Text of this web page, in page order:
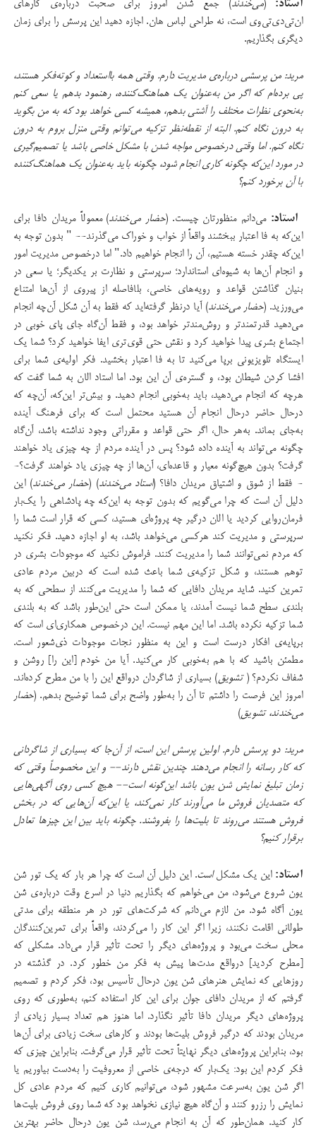
استاد: (می‌خندند) جمع شدن امروز برای صحبت درباره‌ی کارهای
ان‌تی‌دی‌تی‌وی است، نه طراحی لباس هان. اجازه دهید این پرسش را برای زمان
دیگری بگذاریم.
مرید: من پرسشی درباره‌ی مدیریت دارم. وقتی همه بااستعداد و کوته‌فکر هستند،
پی برده‌ام که اگر من به‌عنوان یک هماهنگ‌کننده، رهنمود بدهم یا سعی کنم
به‌نحوی نظرات مختلف را آشتی بدهم،‌ همیشه کسی خواهد بود که به من بگوید
به درون نگاه کنم. البته از نقطه‌نظر تزکیه می‌توانم وقتی منزل بروم به درون
نگاه کنم. اما وقتی درخصوص مواجه شدن با مشکل خاصی باشد یا تصمیم‌گیری
در مورد این‌که چگونه کاری انجام شود،‌ چگونه باید به‌عنوان یک هماهنگ‌کننده
با آن برخورد کنم؟
استاد: می‌دانم منظورتان چیست. (حضار می‌خندند) معمولاً مریدان دافا برای
این‌که به فا اعتبار ببخشند واقعاً از خواب و خوراک می‌گذرند-- " بدون توجه به
این‌که چقدر خسته هستیم، آن را انجام خواهیم داد." اما درخصوص مدیریت امور
و انجام آن‌ها به شیوه‌ای استاندارد؛ سرپرستی و نظارت بر یکدیگر؛ یا سعی در
بنیان گذاشتن قواعد و رویه‌های خاصی،‌ بلافاصله از پیروی از آن‌ها امتناع
می‌ورزید. (حضار می‌خندند) آیا درنظر گرفته‌اید که فقط به آن شکل آن‌چه انجام
می‌دهید قدرتمند‌تر و روش‌مندتر خواهد بود، و فقط آن‌گاه جای پای خوبی در
اجتماع بشری پیدا خواهید کرد و نقش حتی قوی‌تری ایفا خواهید کرد؟ شما یک
ایستگاه تلویزیونی برپا می‌کنید تا به فا اعتبار بخشید. فکر اولیه‌ی شما برای
افشا کردن شیطان بود، و گستره‌ی آن این بود. اما استاد الان به شما گفت که
هرچه که انجام می‌دهید،‌ باید به‌خوبی انجام دهید. و بیش‌تر این‌که، آن‌چه که
درحال حاضر درحال انجام آن هستید محتمل است که برای فرهنگ آینده
به‌جای بماند. به‌هر حال، اگر حتی قواعد و مقرراتی وجود نداشته باشد، آن‌گاه
چگونه می‌تواند به آینده داده شود؟ پس در آینده مردم از چه چیزی یاد خواهند
گرفت؟ بدون هیچ‌گونه معیار و قاعده‌ای، آن‌ها از چه چیزی یاد خواهند گرفت؟-
- فقط از شوق و اشتیاق مریدان دافا؟ (استاد می‌خندند) (حضار می‌خندند) این
دلیل آن است که چرا می‌گویم که بدون توجه به این‌که چه پادشاهی را یک‌بار
فرمان‌روایی کردید یا الان درگیر چه پروژه‌ای هستید، کسی که قرار است شما را
سرپرستی و مدیریت کند هرکسی می‌خواهد باشد، به او اجازه دهید. فکر نکنید
که مردم نمی‌توانند شما را مدیریت کنند. فراموش نکنید که موجودات بشری در
توهم هستند، و شکل تزکیه‌ی شما باعث شده است که دربین مردم عادی
تمرین کنید. شاید مریدان دافایی که شما را مدیریت می‌کنند از سطحی که به
بلندی سطح شما نیست آمدند، یا ممکن است حتی این‌طور باشد که به بلندی
شما تزکیه نکرده باشد. اما این مهم نیست. این درخصوص همکاری‌ای است که
برپایه‌ی افکار درست است و این به منظور نجات موجودات ذی‌شعور است.
مطمئن باشید که با هم به‌خوبی کار می‌کنید. آیا من خودم [این را] روشن و
شفاف نکردم؟ (تشویق) بسیاری از شاگردان درواقع این را با من مطرح کرده‌اند.
امروز این فرصت را داشتم تا آن را به‌طور واضح برای شما توضیح بدهم. (حضار
می‌خندند، تشویق)
مرید: دو پرسش دارم. اولین پرسش این است، از آن‌جا که بسیاری از شاگردانی
که کار رسانه را انجام می‌دهند چندین نقش دارند-- و این مخصوصاً وقتی که
زمان تبلیغ نمایش شن یون باشد این‌گونه است-- هیچ کسی روی آگهی‌هایی
که متصدیان فروش ما می‌آورند کار نمی‌کند، یا این‌که آن‌هایی که در بخش
فروش هستند می‌روند تا بلیت‌ها را بفروشند. چگونه باید بین این چیزها تعادل
برقرار کنیم؟
استاد:این یک مشکلاست. این دلیل آن است که چرا هر بار که یک تور شن‌
یون شروع می‌شود، من می‌خواهم که بگذاریم دنیا در اسرع وقت درباره‌ی شن
یون آگاه شود. من لازم می‌دانم که شرکت‌های تور در هر منطقه برای مدتی
طولانی اقامت نکنند،‌ زیرا اگر این کار را می‌کردند، واقعاً برای تمرین‌کنندگان
محلی سخت می‌بود و پروژه‌های دیگر را تحت تأثیر قرار می‌داد. مشکلی که
[مطرح کردید] درواقع مدت‌ها پیش به فکر من خطور کرد. در گذشته در
روزهایی که نمایش هنرهای شن یون درحال تأسیس بود، فکر کردم و تصمیم
گرفتم که از مریدان دافای جوان برای این کار استفاده کنم، به‌طوری که روی
پروژه‌های دیگر مریدان دافا تأثیر نگذارد. اما هنوز هم تعداد بسیار زیادی از
مریدان بودند که درگیر فروش بلیت‌ها بودند و کارهای سخت زیادی برای آن‌ها
بود،‌ بنابراین پروژه‌های دیگر نهایتاً تحت تأثیر قرار می‌گرفت. بنابراین چیزی که
فکر کردم این بود: یک‌بار که درجه‌ی خاصی از معروفیت را به‌دست بیاوریم یا
اگر شن یون به‌سرعت مشهور شود، می‌توانیم کاری کنیم که مردم عادی کل
نمایش را رزرو کنند و آن‌گاه هیچ نیازی نخواهد بود که شما روی فروش بلیت‌ها
کار کنید. همان‌طور که آن به انجام می‌رسد، شن یون درحال حاضر بهترین